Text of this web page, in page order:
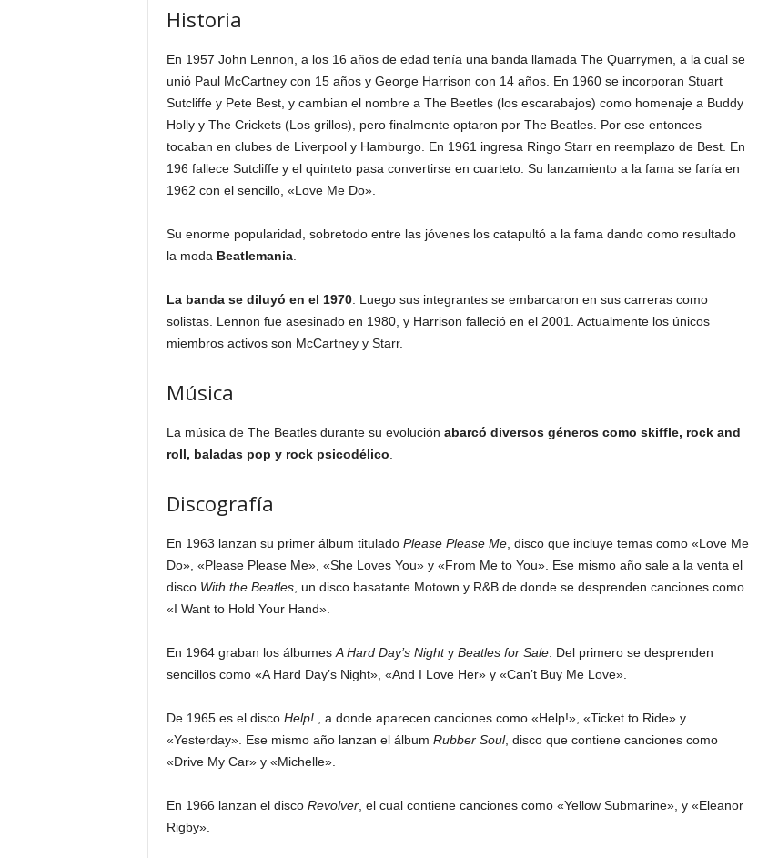
Historia
En 1957 John Lennon, a los 16 años de edad tenía una banda llamada The Quarrymen, a la cual se
unió Paul McCartney con 15 años y George Harrison con 14 años. En 1960 se incorporan Stuart
Sutcliffe y Pete Best, y cambian el nombre a The Beetles (los escarabajos) como homenaje a Buddy
Holly y The Crickets (Los grillos), pero finalmente optaron por The Beatles. Por ese entonces
tocaban en clubes de Liverpool y Hamburgo. En 1961 ingresa Ringo Starr en reemplazo de Best. En
196 fallece Sutcliffe y el quinteto pasa convertirse en cuarteto. Su lanzamiento a la fama se faría en
1962 con el sencillo, «Love Me Do».
Su enorme popularidad, sobretodo entre las jóvenes los catapultó a la fama dando como resultado
la moda Beatlemania.
La banda se diluyó en el 1970. Luego sus integrantes se embarcaron en sus carreras como
solistas. Lennon fue asesinado en 1980, y Harrison falleció en el 2001. Actualmente los únicos
miembros activos son McCartney y Starr.
Música
La música de The Beatles durante su evolución abarcó diversos géneros como skiffle, rock and
roll, baladas pop y rock psicodélico
Discografía
En 1963 lanzan su primer álbum titulado Please Please Me, disco que incluye temas como «Love Me
Do», «Please Please Me», «She Loves You» y «From Me to You». Ese mismo año sale a la venta el
disco With the Beatles, un disco basatante Motown y R&B de donde se desprenden canciones como
«I Want to Hold Your Hand».
En 1964 graban los álbumes A Hard Day’s Nighty Beatles for Sale. Del primero se desprenden
sencillos como «A Hard Day’s Night», «And I Love Her» y «Can’t Buy Me Love».
De 1965 es el disco Help!, a donde aparecen canciones como «Help!», «Ticket to Ride» y
«Yesterday». Ese mismo año lanzan el álbum Rubber Soul, disco que contiene canciones como
«Drive My Car» y «Michelle».
En 1966 lanzan el disco Revolver, el cual contiene canciones como «Yellow Submarine», y «Eleanor
Rigby».